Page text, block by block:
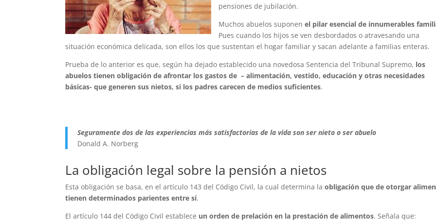
pensiones de jubilación.
Muchos abuelos suponen el pilar esencial de innumerables
Pues cuando los hijos se ven desbordados o atravesando una
situación económica delicada, son ellos los que sustentan el hogar familiar y sacan adelante a familias enteras.
Prueba de lo anterior es que, según ha dejado establecido una novedosa Sentencia del Tribunal Supremo, los
abuelos tienen obligación de afrontar los gastos de – alimentación, vestido, educación y otras necesidades
básicas- que generen sus nietos, si los padres carecen de medios suficientes.
Seguramente dos de las experiencias más satisfactorias de la vida son ser nieto o ser abuelo
Donald A. Norberg
La obligación legal sobre la pensión a nietos
Esta obligación se basa, en el artículo 143 del Código Civil, la cual determina laobligación que de otorgar
tienen determinados parientes entre sí.
El artículo 144 del Código Civil establece un orden de prelación en la prestación de alimentos. Señala que: